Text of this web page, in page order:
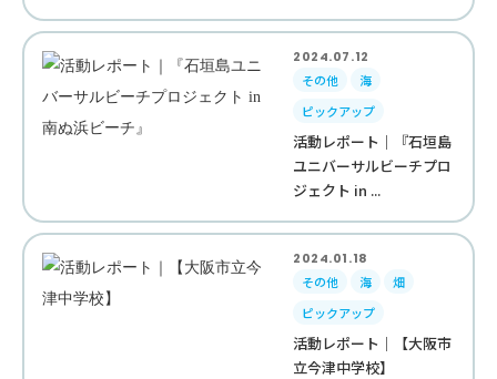
2024.07.12
その他
海
ピックアップ
活動レポート｜『石垣島
ユニバーサルビーチプロ
ジェクト in ...
2024.01.18
その他
海
畑
ピックアップ
活動レポート｜【大阪市
立今津中学校】